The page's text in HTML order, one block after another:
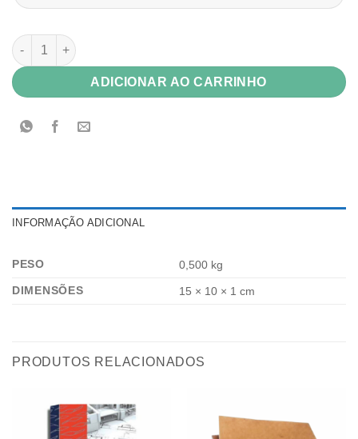
Bloco de Rascunho 10x7 c/100fls s/pauta - pct c/10 unds
ADICIONAR AO CARRINHO
INFORMAÇÃO ADICIONAL
PESO
0,500 kg
DIMENSÕES
15 × 10 × 1 cm
PRODUTOS RELACIONADOS